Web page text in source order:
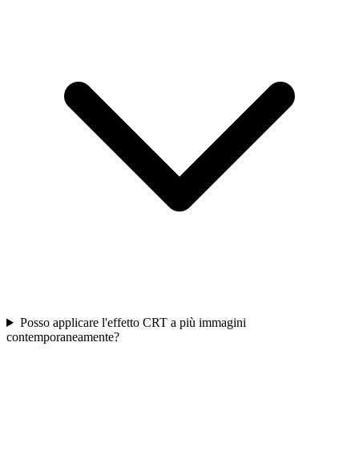
Posso applicare l'effetto CRT a più immagini
contemporaneamente?